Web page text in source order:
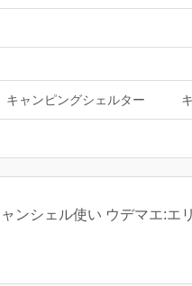
キャンピングシェルター
ンシェル使い ウデマエ: